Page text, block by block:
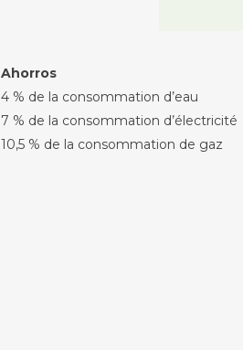
Ahorros
4 % de la consommation d’eau
7 % de la consommation d’électricité
10,5 % de la consommation de gaz